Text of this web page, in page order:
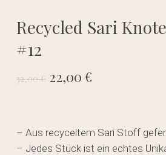
Recycled Sari
#12
32,00€ Ursprünglicher
32,00 €
22,00 €Aktueller
22,00 €.
– Aus recyceltem Sari Stoff
– Jedes Stück ist ein echtes